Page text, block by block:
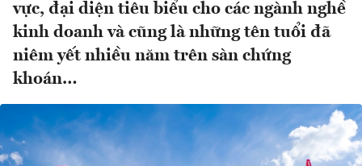
vực, đại diện tiêu biểu cho các ngành nghề
kinh doanh và cũng là những tên tuổi đã
niêm yết nhiều năm trên sàn chứng
khoán…